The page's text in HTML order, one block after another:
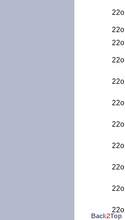
22ο
22ο
22ο
22ο
22ο
22ο
22ο
22ο
22ο
22ο
22ο
Back2Top